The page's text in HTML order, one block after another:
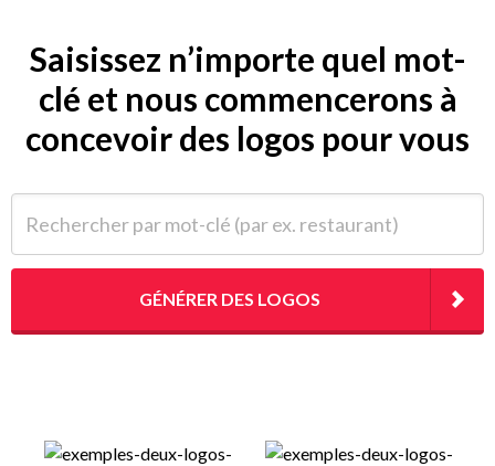
Saisissez n’importe quel mot-
clé et nous commencerons à
concevoir des logos pour vous
GÉNÉRER DES LOGOS